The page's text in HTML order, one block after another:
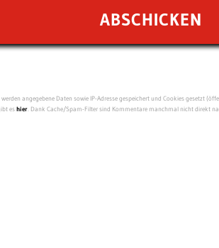
angegebene Daten sowie IP-Adresse gespeichert und Cookies gesetzt
eshier. Dank Cache/Spam-Filter sind Kommentare manchmal nicht direkt